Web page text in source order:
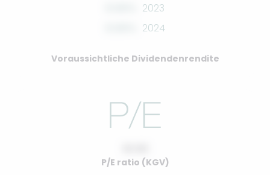
2023
2024
Voraussichtliche Dividendenrendite
P/E ratio (KGV)